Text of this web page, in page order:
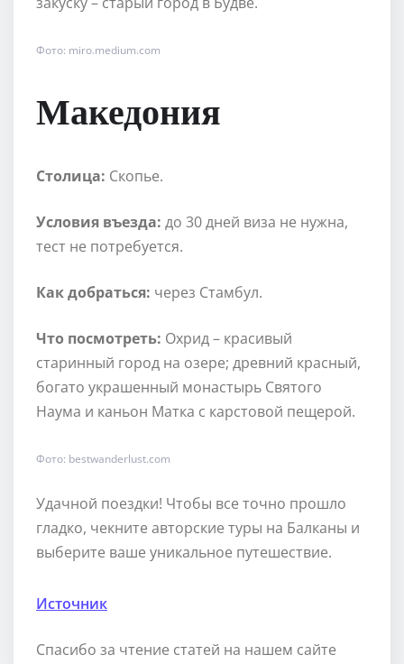
Фото: miro.medium.com
Македония
Столица: Скопье.
Условия въезда: до 30 дней виза не нужна,
тест не потребуется.
Как добраться: через Стамбул.
Что посмотреть: Охрид – красивый
старинный город на озере; древний красный,
богато украшенный монастырь Святого
Наума и каньон Матка с карстовой пещерой.
Фото: bestwanderlust.com
Удачной поездки! Чтобы все точно прошло
гладко, чекните авторские туры на Балканы и
выберите ваше уникальное путешествие.
Источник
Спасибо за чтение статей на нашем сайте